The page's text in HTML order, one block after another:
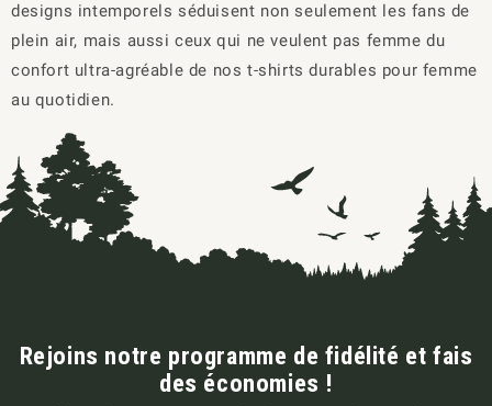
designs intemporels séduisent non seulement les fans de
plein air, mais aussi ceux qui ne veulent pas femme du
confort ultra-agréable de nos t-shirts durables pour femme
au quotidien.
Rejoins notre programme de fidélité et fais
des économies !